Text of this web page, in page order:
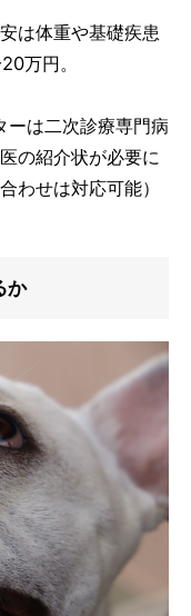
は体重や基礎疾患
万円。
は二次診療専門病
の紹介状が必要に
わせは対応可能）
か